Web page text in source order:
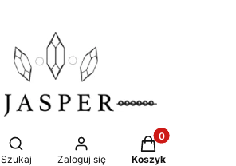
Otwórz wyszukiwarkę
Szukaj Zaloguj się
Produkty w
Koszyk